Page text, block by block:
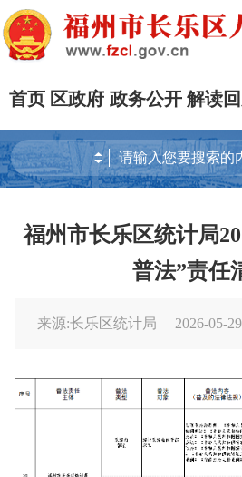
首页 区政府 政务公开 解读
福州市长乐区统计局
普法”责任
来源:长乐区统计局 2026-05-